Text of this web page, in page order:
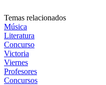
Temas relacionados
Música
Literatura
Concurso
Victoria
Viernes
Profesores
Concursos